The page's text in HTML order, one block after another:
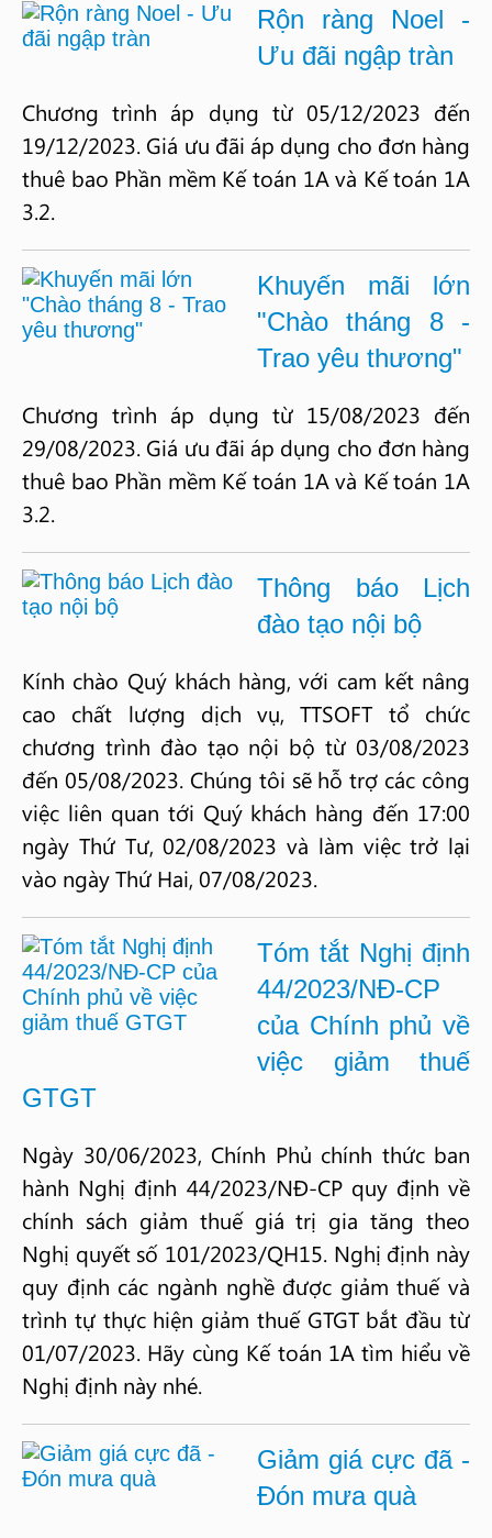
Rộn ràng Noel -
Ưu đãi ngập tràn
Chương trình áp dụng từ 05/12/2023 đến
19/12/2023. Giá ưu đãi áp dụng cho đơn hàng
thuê bao Phần mềm Kế toán 1A và Kế toán 1A
3.2.
Khuyến mãi lớn
"Chào tháng 8 -
Trao yêu thương"
Chương trình áp dụng từ 15/08/2023 đến
29/08/2023. Giá ưu đãi áp dụng cho đơn hàng
thuê bao Phần mềm Kế toán 1A và Kế toán 1A
3.2.
Thông báo Lịch
đào tạo nội bộ
Kính chào Quý khách hàng, với cam kết nâng
cao chất lượng dịch vụ, TTSOFT tổ chức
chương trình đào tạo nội bộ từ 03/08/2023
đến 05/08/2023. Chúng tôi sẽ hỗ trợ các công
việc liên quan tới Quý khách hàng đến 17:00
ngày Thứ Tư, 02/08/2023 và làm việc trở lại
vào ngày Thứ Hai, 07/08/2023.
Tóm tắt Nghị định
44/2023/NĐ-CP
của Chính phủ về
việc giảm thuế
GTGT
Ngày 30/06/2023, Chính Phủ chính thức ban
hành Nghị định 44/2023/NĐ-CP quy định về
chính sách giảm thuế giá trị gia tăng theo
Nghị quyết số 101/2023/QH15. Nghị định này
quy định các ngành nghề được giảm thuế và
trình tự thực hiện giảm thuế GTGT bắt đầu từ
01/07/2023. Hãy cùng Kế toán 1A tìm hiểu về
Nghị định này nhé.
Giảm giá cực đã -
Đón mưa quà